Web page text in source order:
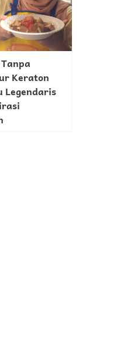
Keraton
Legendaris